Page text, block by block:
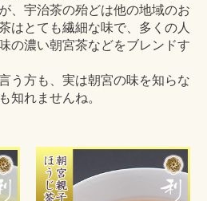
、宇治茶の殆どは他の地域のお
はとても繊細な味で、多くの人
の濃い朝宮茶などをブレンドす
う方も、実は朝宮の味を知らな
知れませんね。